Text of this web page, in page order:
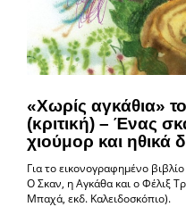
«Χωρίς αγκάθια»
(κριτική) – Ένας
χιούμορ και ηθικά
Για το εικονογραφημένο
Ο Σκαν, η Αγκάθα και ο Φέλιξ
Μπαχά, εκδ. Καλειδοσκόπιο).